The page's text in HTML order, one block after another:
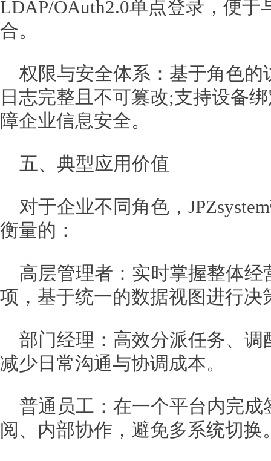
LDAP/OAuth2.0单点登录，便于
合。
权限与安全体系：基于角色
日志完整且不可篡改;支持设备
障企业信息安全。
五、典型应用价值
对于企业不同角色，
衡量的：
高层管理者：实时掌握整体
项，基于统一的数据视图进行决
部门经理：高效分派任务、
减少日常沟通与协调成本。
普通员工：在一个平台内完
阅、内部协作，避免多系统切换